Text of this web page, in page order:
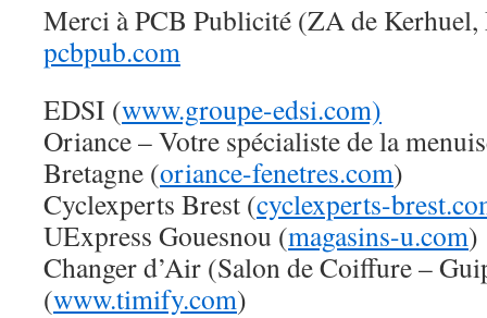
Merci à PCB Publicité (ZA de
pcbpub.com
EDSI (www.groupe-edsi.com)
Oriance – Votre spécialiste de la
Bretagne (oriance-fenetres.com)
Cyclexperts Brest (cyclexperts-
UExpress Gouesnou (magasins-u.com)
Changer d’Air (Salon de Coiffure –
(www.timify.com)